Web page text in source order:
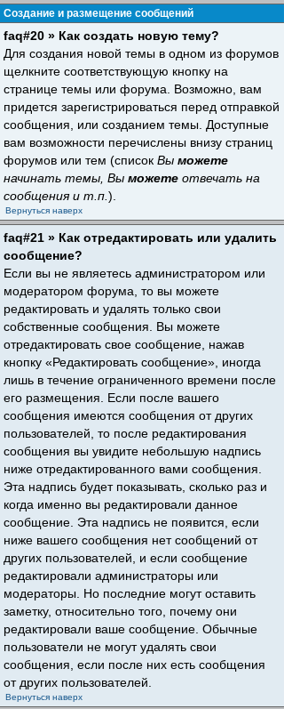
Создание и размещение сообщений
faq#20 » Как создать новую тему?
Для создания новой темы в одном из форумов
щелкните соответствующую кнопку на
странице темы или форума. Возможно, вам
придется зарегистрироваться перед отправкой
сообщения, или созданием темы. Доступные
вам возможности перечислены внизу страниц
форумов или тем (список Вы можете
начинать темы, Вы можете отвечать на
сообщения и т.п. ).
Вернуться наверх
faq#21 » Как отредактировать или удалить
сообщение?
Если вы не являетесь администратором или
модератором форума, то вы можете
редактировать и удалять только свои
собственные сообщения. Вы можете
отредактировать свое сообщение, нажав
кнопку «Редактировать сообщение», иногда
лишь в течение ограниченного времени после
его размещения. Если после вашего
сообщения имеются сообщения от других
пользователей, то после редактирования
сообщения вы увидите небольшую надпись
ниже отредактированного вами сообщения.
Эта надпись будет показывать, сколько раз и
когда именно вы редактировали данное
сообщение. Эта надпись не появится, если
ниже вашего сообщения нет сообщений от
других пользователей, и если сообщение
редактировали администраторы или
модераторы. Но последние могут оставить
заметку, относительно того, почему они
редактировали ваше сообщение. Обычные
пользователи не могут удалять свои
сообщения, если после них есть сообщения
от других пользователей.
Вернуться наверх